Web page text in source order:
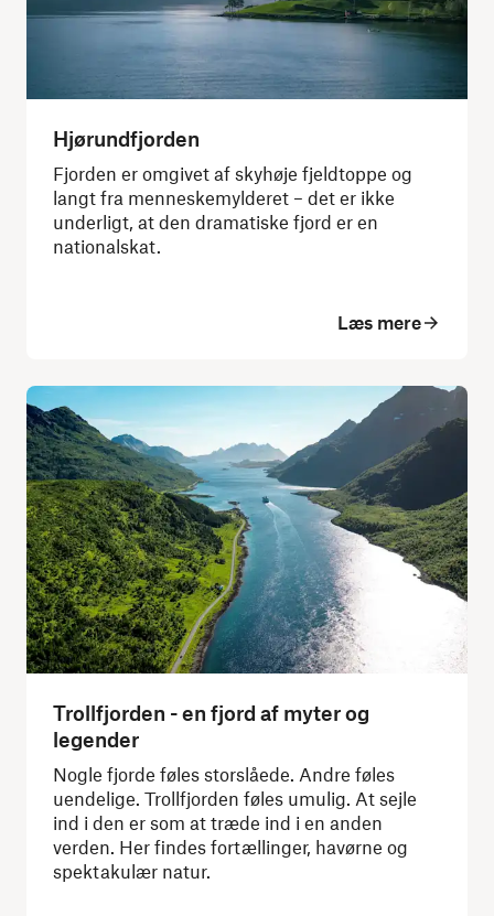
Hjørundfjorden
Fjorden er omgivet af skyhøje fjeldtoppe og
langt fra menneskemylderet – det er ikke
underligt, at den dramatiske fjord er en
nationalskat.
Læs mere
Trollfjorden - en fjord af myter og
legender
Nogle fjorde føles storslåede. Andre føles
uendelige. Trollfjorden føles umulig. At sejle
ind i den er som at træde ind i en anden
verden. Her findes fortællinger, havørne og
spektakulær natur.